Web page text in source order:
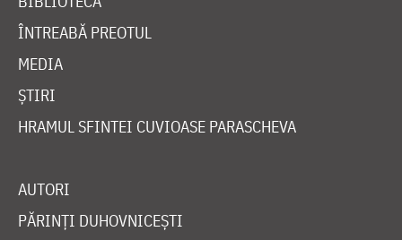
ÎNTREABĂ PREOTUL
MEDIA
ȘTIRI
HRAMUL SFINTEI CUVIOASE PARASCHEVA
AUTORI
PĂRINȚI DUHOVNICEȘTI